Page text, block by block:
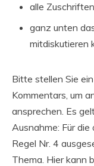
alle
ganz unten
mitdiskutieren
Bitte stellen Sie
Kommentars, um
ansprechen. Es
Ausnahme: Für
Regel Nr. 4
Thema. Hier kann